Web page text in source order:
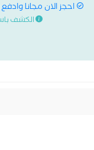
احجز الان مجانا
الكشف